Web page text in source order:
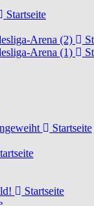
Startseite
Arena (2)
Arena (1)
Startseite
Startseite